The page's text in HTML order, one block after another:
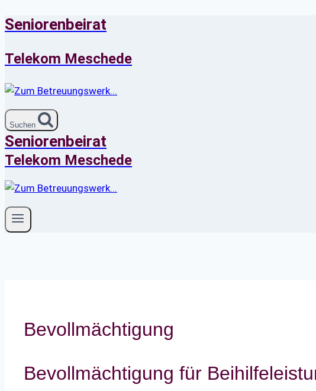
Zum
springen
Seniorenbeirat
Telekom Meschede
Suchen
Seniorenbeirat
Telekom Meschede
Bevollmächtigung
Bevollmächtigung für